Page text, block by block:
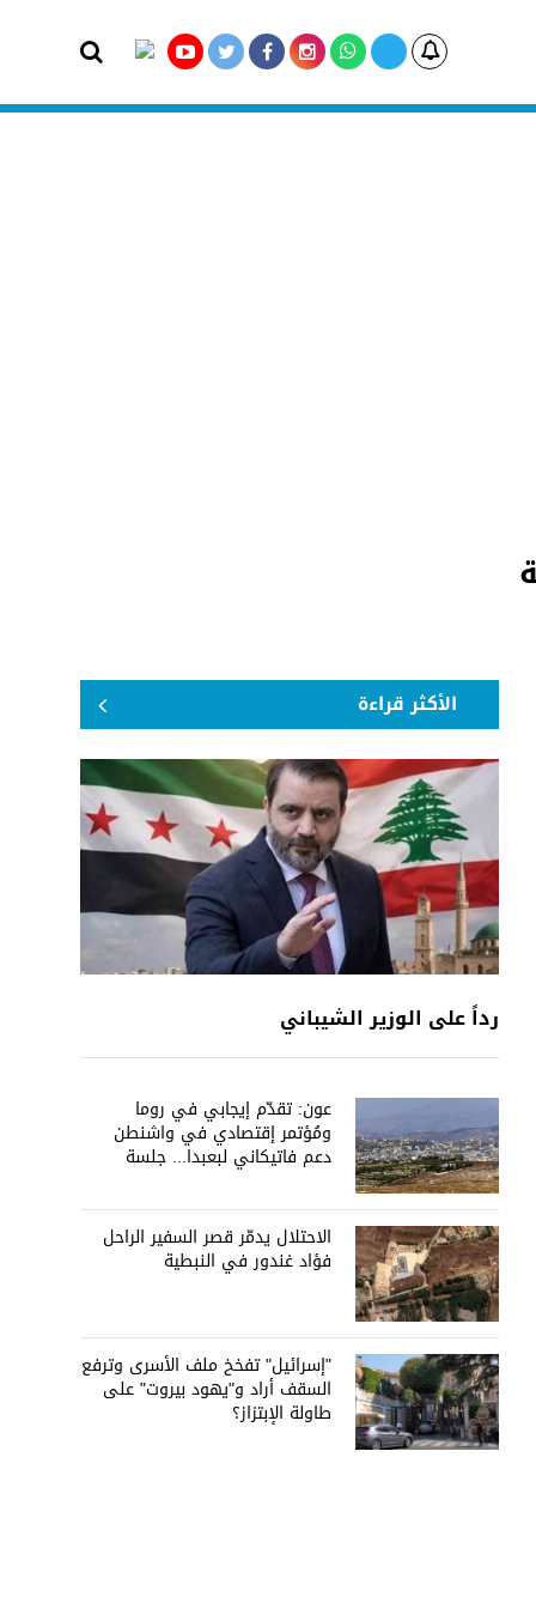
الأكثر قراءة
رداً على الوزير الشيباني
عون: تقدّم إيجابي في روما
ومُؤتمر إقتصادي في واشنطن
دعم فاتيكاني لبعبدا... جلسة
على الطاولة
الاحتلال يدمّر قصر السفير الراحل
فؤاد غندور في النبطية
"إسرائيل" تفخخ ملف الأسرى وترفع
السقف أراد و"يهود بيروت" على
طاولة الإبتزاز؟